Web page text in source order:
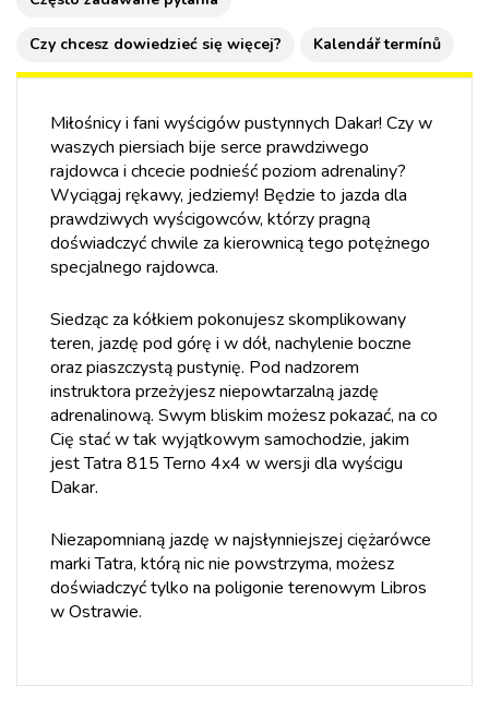
Czy chcesz dowiedzieć się więcej? Kalendář termínů
Miłośnicy i fani wyścigów pustynnych Dakar! Czy w
waszych piersiach bije serce prawdziwego
rajdowca i chcecie podnieść poziom adrenaliny?
Wyciągaj rękawy, jedziemy! Będzie to jazda dla
prawdziwych wyścigowców, którzy pragną
doświadczyć chwile za kierownicą tego potężnego
specjalnego rajdowca.
Siedząc za kółkiem pokonujesz skomplikowany
teren, jazdę pod górę i w dół, nachylenie boczne
oraz piaszczystą pustynię. Pod nadzorem
instruktora przeżyjesz niepowtarzalną jazdę
adrenalinową. Swym bliskim możesz pokazać, na co
Cię stać w tak wyjątkowym samochodzie, jakim
jest Tatra 815 Terno 4x4 w wersji dla wyścigu
Dakar.
Niezapomnianą jazdę w najsłynniejszej ciężarówce
marki Tatra, którą nic nie powstrzyma, możesz
doświadczyć tylko na poligonie terenowym Libros
w Ostrawie.